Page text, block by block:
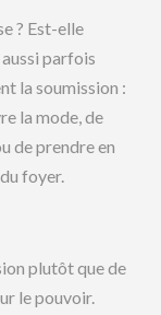
? Est-elle
parfois
la soumission :
la mode, de
de prendre en
foyer.
plutôt que de
le pouvoir.